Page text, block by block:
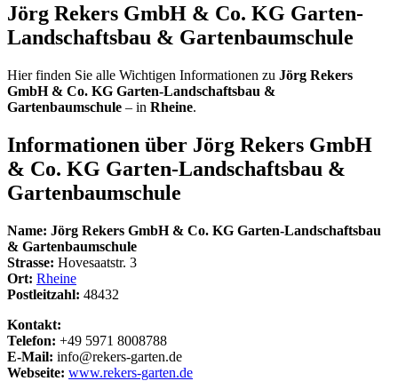
Jörg Rekers GmbH & Co. KG Garten-
Landschaftsbau & Gartenbaumschule
Hier finden Sie alle Wichtigen Informationen zu Jörg Rekers
GmbH & Co. KG Garten-Landschaftsbau &
Gartenbaumschule – in Rheine.
Informationen über Jörg Rekers GmbH
& Co. KG Garten-Landschaftsbau &
Gartenbaumschule
Name: Jörg Rekers GmbH & Co. KG Garten-Landschaftsbau
& Gartenbaumschule
Strasse: Hovesaatstr. 3
Ort: Rheine
Postleitzahl: 48432
Kontakt:
Telefon: +49 5971 8008788
E-Mail: info@rekers-garten.de
Webseite: www.rekers-garten.de